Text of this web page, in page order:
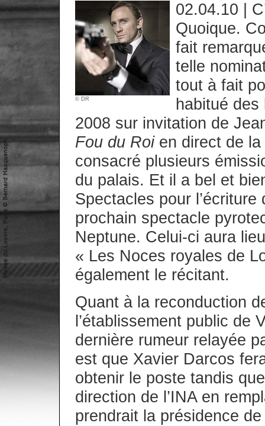
© DR
02.04.10 |
Quoique.
fait
telle
tout à fait
habitué
2008 sur invitation de
Fou du Roien direct de la
consacré plusieurs
du palais. Et il a bel et
Spectacles pour l’écriture
prochain spectacle
Neptune. Celui-ci aura
« Les Noces royales de
également le récitant.
Quant à la reconduction
l’établissement public de
dernière rumeur relayée
est que Xavier Darcos
obtenir le poste tandis
direction de l’INA en
prendrait la présidence